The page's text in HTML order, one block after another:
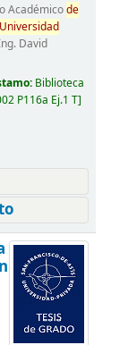
Académicode
Universidad
David
Biblioteca
P116a Ej.1 T